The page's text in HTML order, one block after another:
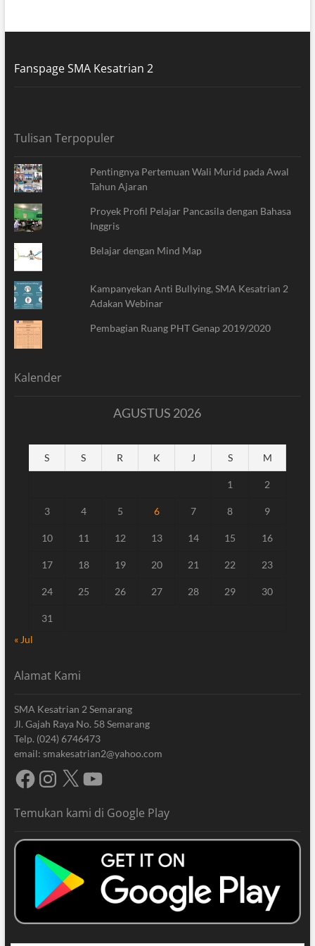
Fanspage SMA Kesatrian 2
Tulisan Terpopuler
Pentingnya Pertemuan Wali Murid pada Awal
Tahun Ajaran
Proyek Profil Pelajar Pancasila dengan Bahasa
Inggris
Belajar dengan Mind Map
Kampanyekan Anti Bullying, SMA Kesatrian 2
Adakan Webinar
Pembagian Ruang PHT Genap 2019/2020
Kalender
AGUSTUS 2026
S S R K J S M
1 2
3 4 5 6 7 8 9
10 11 12 13 14 15 16
17 18 19 20 21 22 23
24 25 26 27 28 29 30
31
« Jul
Alamat Kami
SMA Kesatrian 2 Semarang
Jl. Gajah Raya No. 58 Semarang
Telp. (024) 6746473
email: smakesatrian2@yahoo.com
FacebookInstagram
X YouTube
Temukan kami di Google Play